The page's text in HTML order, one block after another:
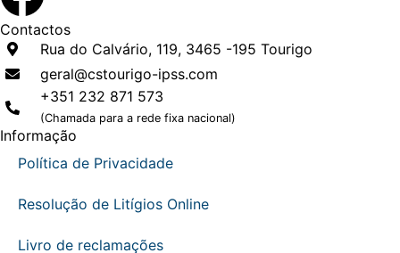
Contactos
Rua do Calvário, 119, 3465 -195 Tourigo
geral@cstourigo-ipss.com
+351 232 871 573
(Chamada para a rede fixa nacional)
Informação
Política de Privacidade
Resolução de Litígios Online
Livro de reclamações